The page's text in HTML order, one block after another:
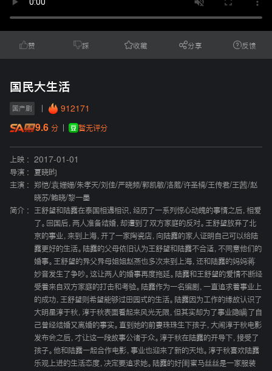
赞 踩 收藏 分享 反馈
国民大生活
国产剧 912171
9.6 分 暂无评分
上映 :
2017-01-01
导演 :
夏晓昀
主演 :
郑恺/袁姗姗/朱孝天/刘佳/严晓频/郭凯敏/洛葳/许圣楠/王传君/王茜/赵
晓苏/鲍晓/黎一墨
简介 :
王舒望和陆露在泰国相遇相识，经历了一系列惊心动魄的事情之后，相爱
了。回国后，两人准备结婚，却遭到了双方家庭的反对。王舒望放弃了北
京的事业，来到上海，开了一家陶瓷店，向陆露的家人证明自己可以给陆
露更好的生活。陆露的父母依旧认为王舒望和陆露不合适，不同意他们的
婚事。王舒望的异父异母姐姐赵燕也多次来到上海，还和陆露的妈妈蒋
妙音发生了争吵。这让两人的婚事再度拖延。陆露和王舒望的爱情不断经
受着来自双方家庭的打击和考验。陆露作为一名编剧，一直追求着事业上
的成功，王舒望则希望能够过田园式的生活。陆露因为工作的缘故认识了
大明星淳于秋，淳于秋表面看起来风光无限，但其实却为了事业隐瞒了自
己曾经结婚又离婚的事实。直到她的前妻珠珠生下孩子，大闹淳于秋电影
发布会之后，才让这一段故事公诸于众。淳于秋在陆露的开导下，接受了
孩子。他和陆露一起合作电影，事业也迎来了新的天地。淳于秋喜欢陆露
乐观上进的生活态度，决定要追求她。陆露的好闺蜜马丝丝是一家服装